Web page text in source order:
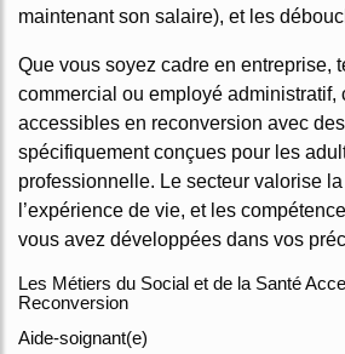
maintenant son salaire), et les
Que vous soyez cadre en entreprise,
commercial ou employé administratif,
accessibles en reconversion avec
spécifiquement conçues pour les
professionnelle. Le secteur valorise
l’expérience de vie, et les
vous avez développées dans vos
Les Métiers du Social et de la Santé
Reconversion
Aide-soignant(e)